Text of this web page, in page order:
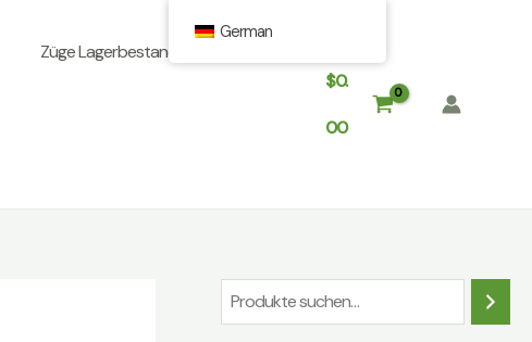
Züge Lagerbestand In Europa
$0.
00
u
German